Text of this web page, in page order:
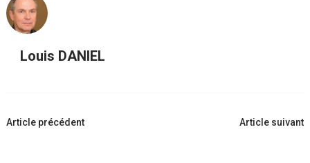
Louis DANIEL
Navigation
Article précédent Article suivant